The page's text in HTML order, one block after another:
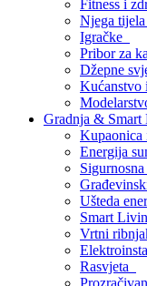
Fitness i
Njega
Igračke
Pribor za
Džepne
Kućanstvo
Gradnja &
Kupaonica
Energija
Ušteda
Smart
Vrtni
Rasvjeta